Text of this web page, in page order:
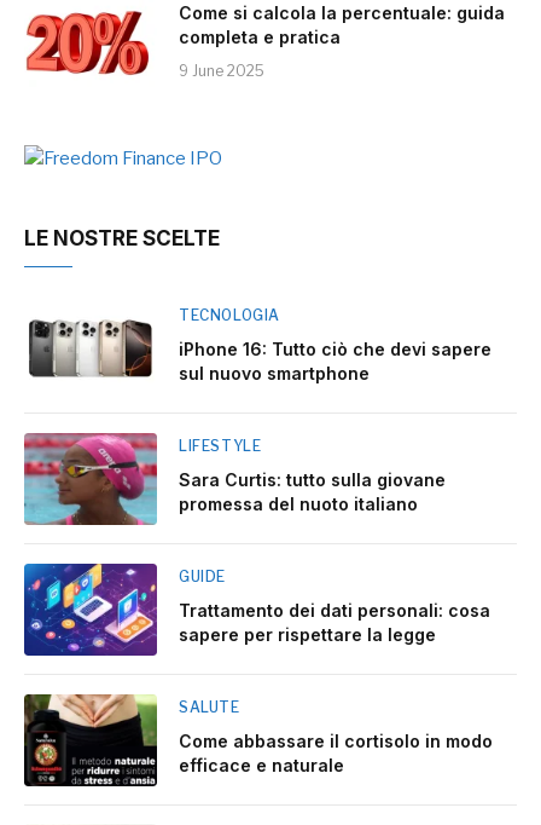
Come si calcola la percentuale: guida
completa e pratica
9 June 2025
LE NOSTRE SCELTE
TECNOLOGIA
iPhone 16: Tutto ciò che devi sapere
sul nuovo smartphone
LIFESTYLE
Sara Curtis: tutto sulla giovane
promessa del nuoto italiano
GUIDE
Trattamento dei dati personali: cosa
sapere per rispettare la legge
SALUTE
Come abbassare il cortisolo in modo
efficace e naturale